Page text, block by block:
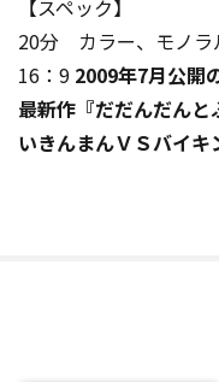
【スペック】
20分 カラー、モノラ
16：9 2009年7月公開
最新作『だだんだん
いきんまんＶＳバイキ